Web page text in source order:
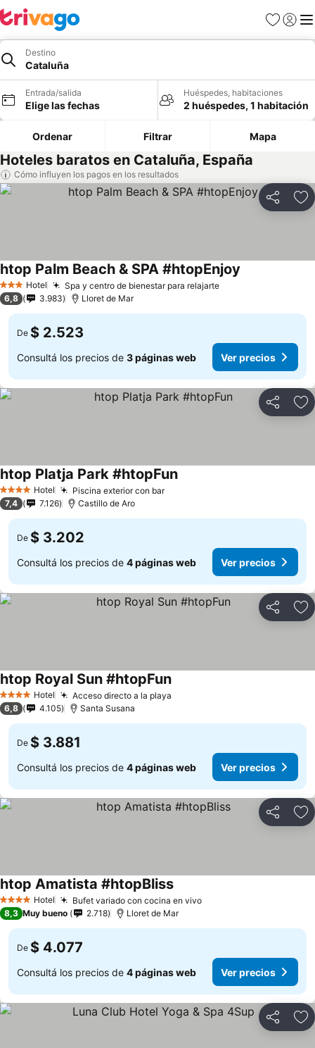
Favoritos
Iniciar
Destino
Cataluña
Entrada/salida
Elige las fechas
Huéspedes, habitaciones
2 huéspedes, 1 habitación
Ordenar Filtrar Mapa
Hoteles baratos en Cataluña, España
Cómo influyen los pagos en los resultados
Compartir
3 Estrellas
Hotel Spa y centro de bienestar para relajarte
htop Palm Beach & SPA #htopEnjoy
6,8 3.983 Lloret de Mar
De $ 2.523
Consultá los precios de 3 páginas web Ver precios
Compartir
4 EstrellasHotel Piscina exterior con bar
htop Platja Park #htopFun
7,4 7.126 Castillo de Aro
De $ 3.202
Consultá los precios de 4 páginas web Ver precios
Compartir
4 EstrellasHotel Acceso directo a la playa
htop Royal Sun #htopFun
6,8 4.105 Santa Susana
De $ 3.881
Consultá los precios de 4 páginas web Ver precios
Compartir
4 EstrellasHotel Bufet variado con cocina en vivo
htop Amatista #htopBliss
8,3 Muy bueno 2.718 Lloret de Mar
De $ 4.077
Consultá los precios de 4 páginas web Ver precios
Compartir